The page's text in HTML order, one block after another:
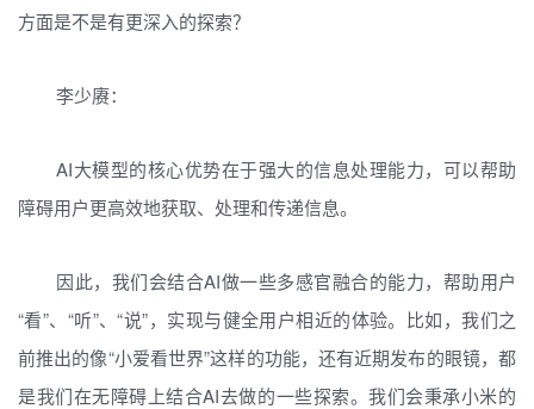
方面是不是有更深入的探索？
李少赓：
AI大模型的核心优势在于强大的信息处理能力，可以帮助
障碍用户更高效地获取、处理和传递信息。
因此，我们会结合AI做一些多感官融合的能力，帮助用户
“看”、“听”、“说”，实现与健全用户相近的体验。比如，我们之
前推出的像“小爱看世界”这样的功能，还有近期发布的眼镜，都
是我们在无障碍上结合AI去做的一些探索。我们会秉承小米的